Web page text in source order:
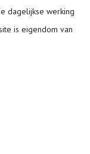
dagelijkse werking
is eigendom van